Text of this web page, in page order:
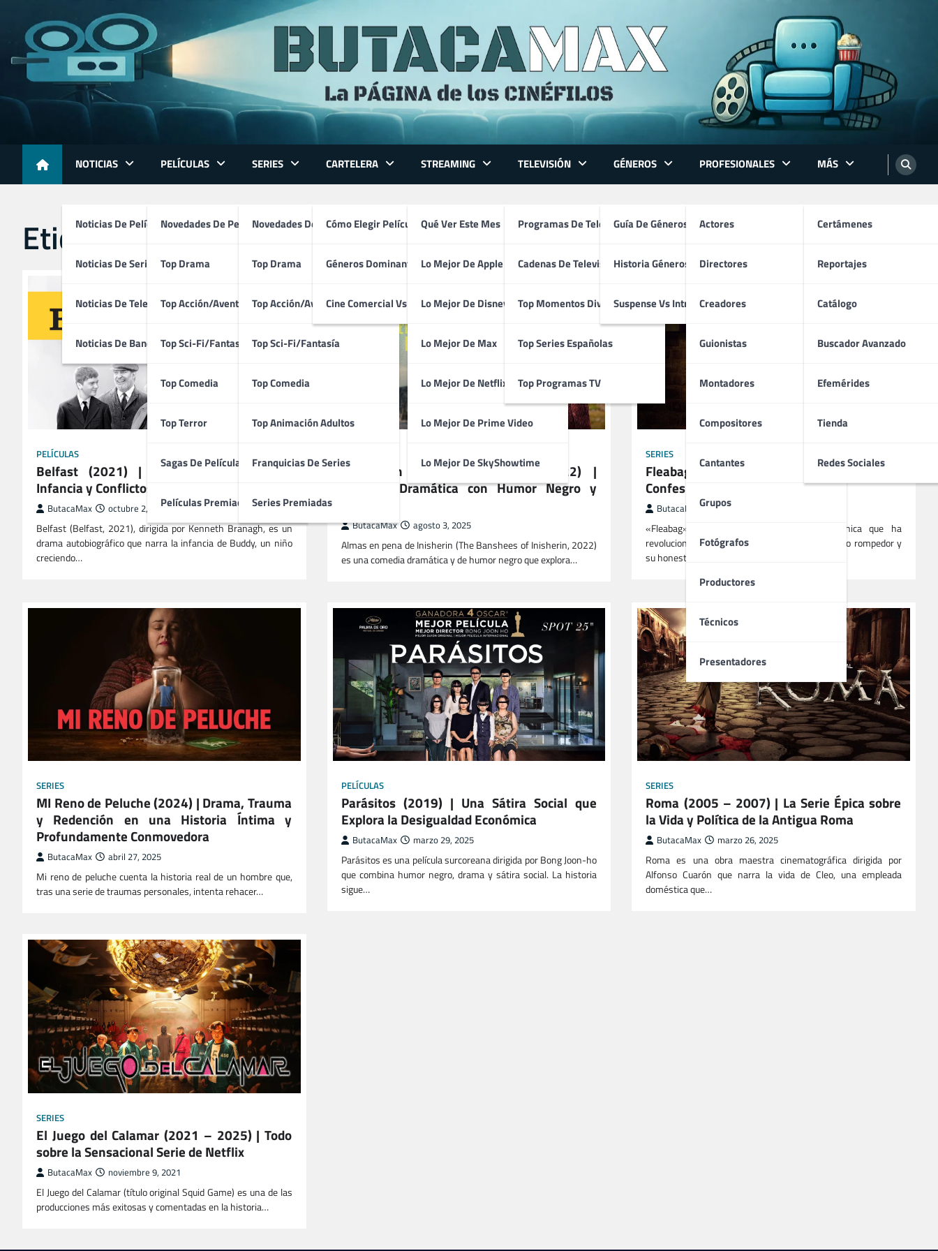
content
NOTICIAS
Noticias De Películas
Noticias De Series
Noticias De Televisión
Noticias De Bandas Sonoras
PELÍCULAS
Novedades De Películas
Top Drama
Top Acción/Aventura
Top Sci-Fi/Fantasía
Top Comedia
Top Terror
Sagas De Películas
Películas Premiadas
SERIES
Novedades De Series
Top Drama
Top Acción/Aventura
Top Sci-Fi/Fantasía
Top Comedia
Top Animación Adultos
Franquicias De Series
Series Premiadas
CARTELERA
Cómo Elegir Película
Géneros Dominantes
Cine Comercial Vs Autor
STREAMING
Qué Ver Este Mes
Lo Mejor De Apple TV
Lo Mejor De Disney+
Lo Mejor De Max
Lo Mejor De Netflix
Lo Mejor De Prime Video
Lo Mejor De SkyShowtime
TELEVISIÓN
Programas De Televisión
Cadenas De Televisión
Top Momentos Divertidos
Top Series Españolas
Top Programas TV
GÉNEROS
Guía De Géneros
Historia Géneros TV
Suspense Vs Intriga
PROFESIONALES
Actores
Directores
Creadores
Guionistas
Montadores
Compositores
Cantantes
Grupos
Fotógrafos
Productores
Técnicos
Presentadores
MÁS
Certámenes
Reportajes
Catálogo
Buscador Avanzado
Efemérides
Tienda
Redes Sociales
Etiqueta: afi premio especial afi
PELÍCULAS
Belfast (2021) | Drama Familiar sobre
Infancia y Conflictos en Irlanda del Norte
ButacaMax octubre 2, 2025
Belfast (Belfast, 2021), dirigida por Kenneth Branagh, es un
drama autobiográfico que narra la infancia de Buddy, un niño
creciendo…
Almas en Pena de Inisherin (2022) |
Comedia Dramática con Humor Negro y
ButacaMax agosto 3, 2025
Almas en pena de Inisherin (The Banshees of Inisherin, 2022)
es una comedia dramática y de humor negro que explora…
SERIES
Fleabag (2016 – 2019) | Humor Negro y
Confesiones Al Límite
ButacaMax junio 7, 2025
«Fleabag» es una comedia dramática británica que ha
revolucionado la narrativa televisiva con su estilo rompedor y
su honestidad brutal.…
SERIES
MI Reno de Peluche (2024) | Drama, Trauma
y Redención en una Historia Íntima y
Profundamente Conmovedora
ButacaMax abril 27, 2025
Mi reno de peluche cuenta la historia real de un hombre que,
tras una serie de traumas personales, intenta rehacer…
PELÍCULAS
Parásitos (2019) | Una Sátira Social que
Explora la Desigualdad Económica
ButacaMax marzo 29, 2025
Parásitos es una película surcoreana dirigida por Bong Joon-ho
que combina humor negro, drama y sátira social. La historia
sigue…
SERIES
Roma (2005 – 2007) | La Serie Épica sobre
la Vida y Política de la Antigua Roma
ButacaMax marzo 26, 2025
Roma es una obra maestra cinematográfica dirigida por
Alfonso Cuarón que narra la vida de Cleo, una empleada
doméstica que…
SERIES
El Juego del Calamar (2021 – 2025) | Todo
sobre la Sensacional Serie de Netflix
ButacaMax noviembre 9, 2021
El Juego del Calamar (título original Squid Game) es una de las
producciones más exitosas y comentadas en la historia…